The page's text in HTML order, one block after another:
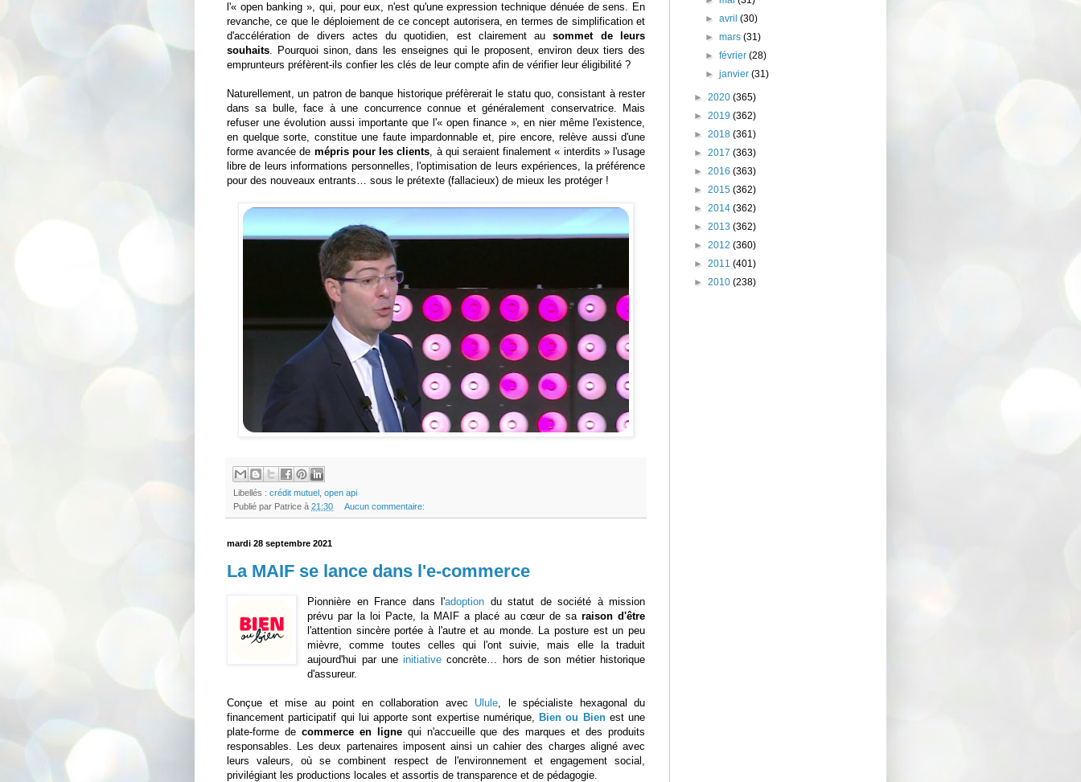
l'« open banking », qui, pour eux, n'est qu'une expression technique dénuée de sens. En
revanche, ce que le déploiement de ce concept autorisera, en termes de simplification et
d'accélération de divers actes du quotidien, est clairement ausommet de leurs
souhaits. Pourquoi sinon, dans les enseignes qui le proposent, environ deux tiers des
emprunteurs préfèrent-ils confier les clés de leur compte afin de vérifier leur éligibilité ?
Naturellement, un patron de banque historique préfèrerait le statu quo, consistant à rester
dans sa bulle, face à une concurrence connue et généralement conservatrice. Mais
refuser une évolution aussi importante que l'« open finance », en nier même l'existence,
en quelque sorte, constitue une faute impardonnable et, pire encore, relève aussi d'une
forme avancée de mépris pour les clients, à qui seraient finalement « interdits » l'usage
libre de leurs informations personnelles, l'optimisation de leurs expériences, la préférence
pour des nouveaux entrants… sous le prétexte (fallacieux) de mieux les protéger !
Libellés : crédit mutuel open api
Publié par Patrice à 21:30 Aucun commentaire:
mardi 28 septembre 2021
La MAIF se lance dans l'e-commerce
Pionnière en France dans l'adoption du statut de société à mission
prévu par la loi Pacte, la MAIF a placé au cœur de saraison d'être
l'attention sincère portée à l'autre et au monde. La posture est un peu
mièvre, comme toutes celles qui l'ont suivie, mais elle la traduit
aujourd'hui par uneinitiative concrète… hors de son métier historique
d'assureur.
Conçue et mise au point en collaboration avec Ulule, le spécialiste hexagonal du
financement participatif qui lui apporte sont expertise numérique, Bien ou Bienest une
plate-forme de commerce en lignequi n'accueille que des marques et des produits
responsables. Les deux partenaires imposent ainsi un cahier des charges aligné avec
leurs valeurs, où se combinent respect de l'environnement et engagement social,
privilégiant les productions locales et assortis de transparence et de pédagogie.
►avril(30)
►mars(31)
►février(28)
►janvier(31)
► 2020 (365)
► 2019 (362)
► 2018 (361)
► 2017 (363)
► 2016 (363)
► 2015 (362)
► 2014 (362)
► 2013 (362)
► 2012 (360)
► 2011 (401)
► 2010 (238)